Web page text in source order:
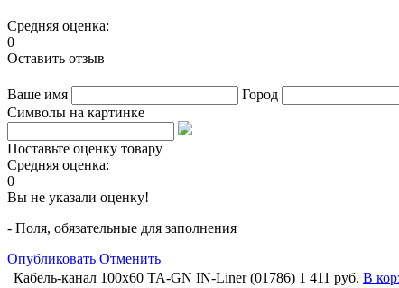
Средняя оценка:
0
Оставить отзыв
Ваше имя Город
Символы на картинке
Поставьте оценку товару
Средняя оценка:
0
Вы не указали оценку!
- Поля, обязательные для заполнения
Опубликовать Отменить
Кабель-канал 100х60 TA-GN IN-Liner (01786) 1 411 руб. В